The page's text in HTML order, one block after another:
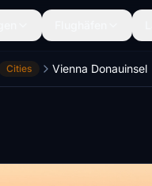
Cities Vienna Donauinsel